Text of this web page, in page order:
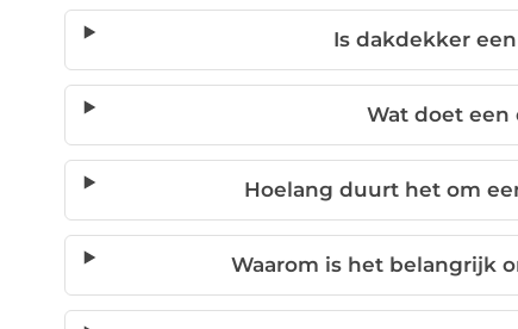
Is dakdekker
Wat doet een
Hoelang duurt het om
Waarom is het belangrijk